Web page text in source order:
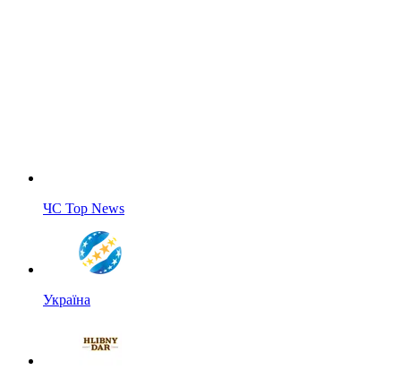
ЧС Top News
Україна